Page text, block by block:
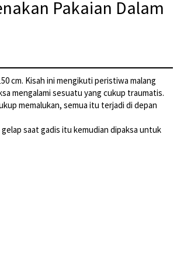
Pakaian Dalam
cm. Kisah ini mengikuti peristiwa malang
mengalami sesuatu yang cukup traumatis.
memalukan, semua itu terjadi di depan
saat gadis itu kemudian dipaksa untuk